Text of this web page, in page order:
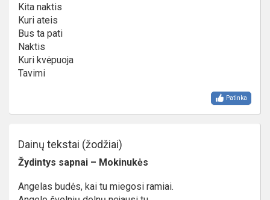
Kita naktis
Kuri ateis
Bus ta pati
Naktis
Kuri kvėpuoja
Tavimi
Patinka
Dainų tekstai (žodžiai)
Žydintys sapnai – Mokinukės
Angelas budės, kai tu miegosi ramiai.